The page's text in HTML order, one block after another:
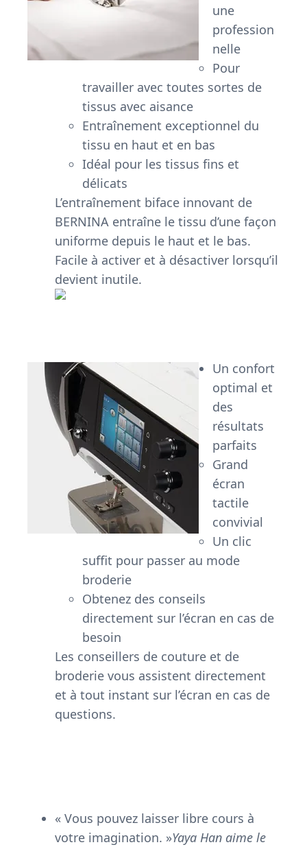
une
profession
nelle
Pour
travailler avec toutes sortes de
tissus avec aisance
Entraînement exceptionnel du
tissu en haut et en bas
Idéal pour les tissus fins et
délicats
L’entraînement biface innovant de
BERNINA entraîne le tissu d’une façon
uniforme depuis le haut et le bas.
Facile à activer et à désactiver lorsqu’il
devient inutile.
Un confort
optimal et
des
résultats
parfaits
Grand
écran
tactile
convivial
Un clic
suffit pour passer au mode
broderie
Obtenez des conseils
directement sur l’écran en cas de
besoin
Les conseillers de couture et de
broderie vous assistent directement
et à tout instant sur l’écran en cas de
questions.
« Vous pouvez laisser libre cours à
votre imagination. »Yaya Han aime le